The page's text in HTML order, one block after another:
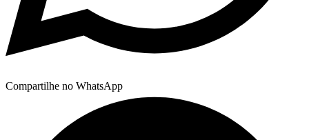
Compartilhe no WhatsApp